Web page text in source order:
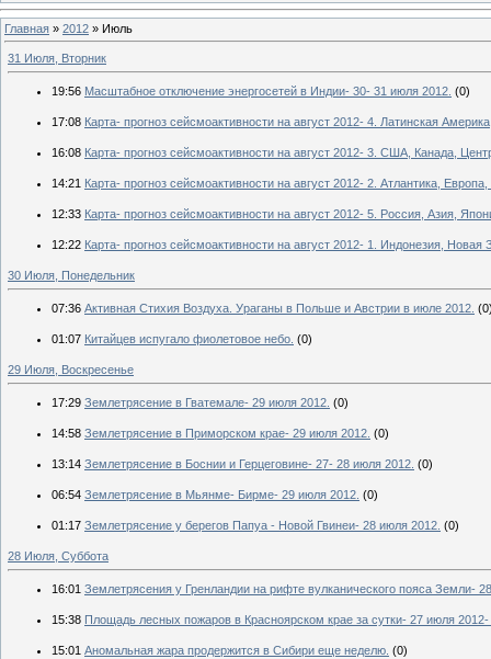
Главная » 2012 » Июль
31 Июля, Вторник
19:56 Масштабное отключение энергосетей в Индии- 30- 31 июля 2012. (0)
17:08 Карта- прогноз сейсмоактивности на август 2012- 4. Латинская
16:08 Карта- прогноз сейсмоактивности на август 2012- 3. США, Канада,
14:21 Карта- прогноз сейсмоактивности на август 2012- 2. Атлантика,
12:33 Карта- прогноз сейсмоактивности на август 2012- 5. Россия, Азия,
12:22 Карта- прогноз сейсмоактивности на август 2012- 1. Индонезия, Новая
30 Июля, Понедельник
07:36 Активная Стихия Воздуха. Ураганы в Польше и Австрии в июле 2012.
01:07 Китайцев испугало фиолетовое небо. (0)
29 Июля, Воскресенье
17:29 Землетрясение в Гватемале- 29 июля 2012. (0)
14:58 Землетрясение в Приморском крае- 29 июля 2012. (0)
13:14 Землетрясение в Боснии и Герцеговине- 27- 28 июля 2012. (0)
06:54 Землетрясение в Мьянме- Бирме- 29 июля 2012. (0)
01:17 Землетрясение у берегов Папуа - Новой Гвинеи- 28 июля 2012. (0)
28 Июля, Суббота
16:01 Землетрясения у Гренландии на рифте вулканического пояса Земли-
15:38 Площадь лесных пожаров в Красноярском крае за сутки- 27 июля 2012-
15:01 Аномальная жара продержится в Сибири еще неделю. (0)